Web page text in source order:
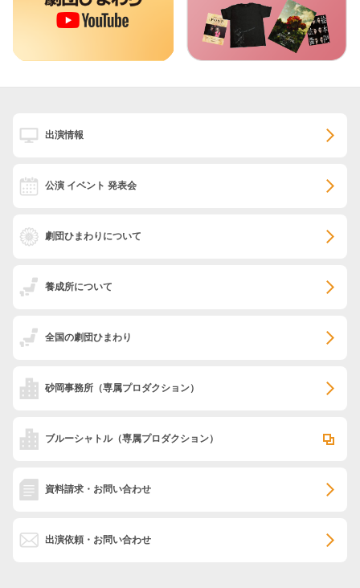
出演情報
公演 イベント 発表会
劇団ひまわりについて
養成所について
全国の劇団ひまわり
砂岡事務所 （専属プロダクション）
ブルーシャトル（専属プロダクション）
資料請求・お問い合わせ
出演依頼・お問い合わせ